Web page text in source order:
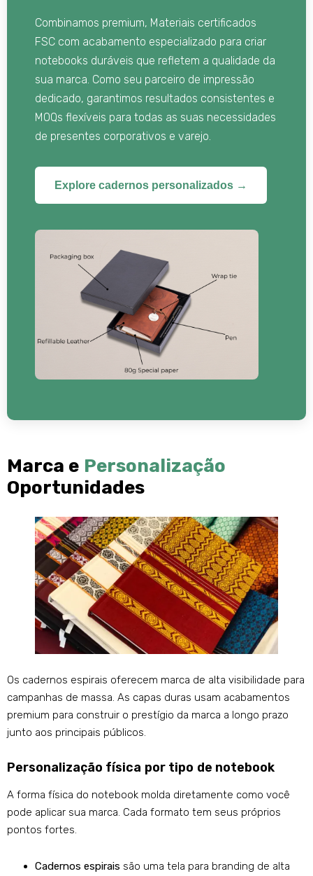
Combinamos premium, Materiais certificados
FSC com acabamento especializado para criar
notebooks duráveis ​​que refletem a qualidade da
sua marca. Como seu parceiro de impressão
dedicado, garantimos resultados consistentes e
MOQs flexíveis para todas as suas necessidades
de presentes corporativos e varejo.
Explore cadernos personalizados →
Marca e Personalização
Oportunidades
Os cadernos espirais oferecem marca de alta visibilidade para
campanhas de massa. As capas duras usam acabamentos
premium para construir o prestígio da marca a longo prazo
junto aos principais públicos.
Personalização física por tipo de notebook
A forma física do notebook molda diretamente como você
pode aplicar sua marca. Cada formato tem seus próprios
pontos fortes.
Cadernos espirais são uma tela para branding de alta